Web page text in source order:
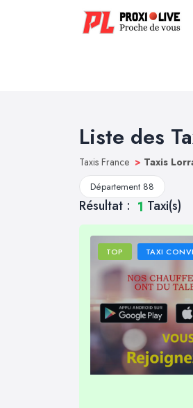
Liste des
Taxis France > Taxis
Département 88
Résultat : 1 Taxi(s)
TOP TAXI